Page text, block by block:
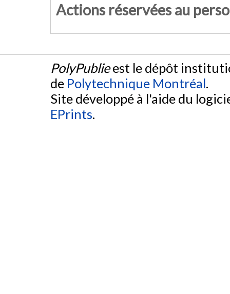
Actions réservées au
PolyPublieest le dépôt
de Polytechnique Montréal.
Site développé à l'aide du
EPrints.